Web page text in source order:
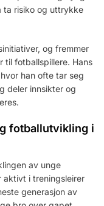
ta risiko og uttrykke
og fremmer
til fotballspillere. Hans
han ofte tar seg
deler innsikter og
fotballutvikling i
av unge
aktivt i treningsleirer
generasjon av